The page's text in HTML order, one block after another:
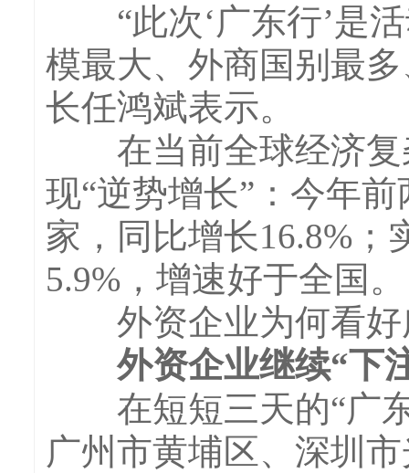
“此次‘广东行’是活
模最大、外商国别最
长任鸿斌表示。
在当前全球经济复
现“逆势增长”：今年
家，同比增长16.8%；
5.9%，增速好于全国。
外资企业为何看好
外资企业继续“下
在短短三天的“广东
广州市黄埔区、深圳